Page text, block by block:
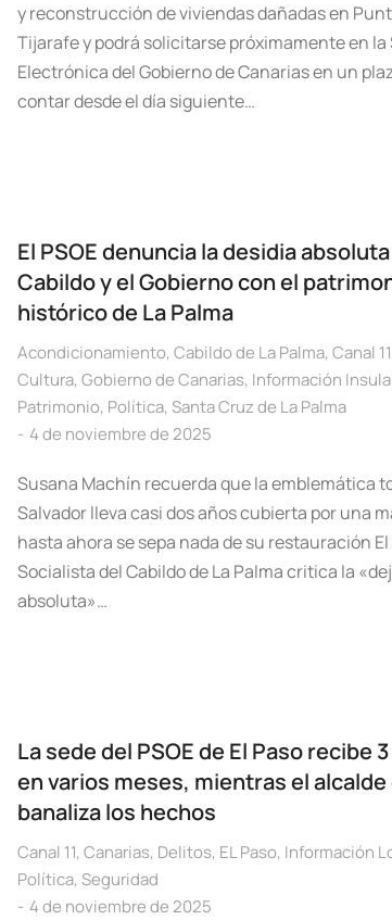
y reconstrucción de viviendas dañadas en
Tijarafe y podrá solicitarse próximamente en la
Electrónica del Gobierno de Canarias en un
contar desde el día siguiente…
El PSOE denuncia la desidia
Cabildo y el Gobierno con el
histórico de La Palma
Acondicionamiento, Cabildo de La Palma, Canal 11
Cultura, Gobierno de Canarias, Información
Patrimonio, Política, Santa Cruz de La Palma
4 de noviembre de 2025
Susana Machín recuerda que la emblemática
Salvador lleva casi dos años cubierta por una
hasta ahora se sepa nada de su restauración
Socialista del Cabildo de La Palma critica la
absoluta»…
La sede del PSOE de El Paso recibe
en varios meses, mientras el alcalde
banaliza los hechos
Canal 11, Canarias, Delitos, EL Paso, Información
Política, Seguridad
4 de noviembre de 2025